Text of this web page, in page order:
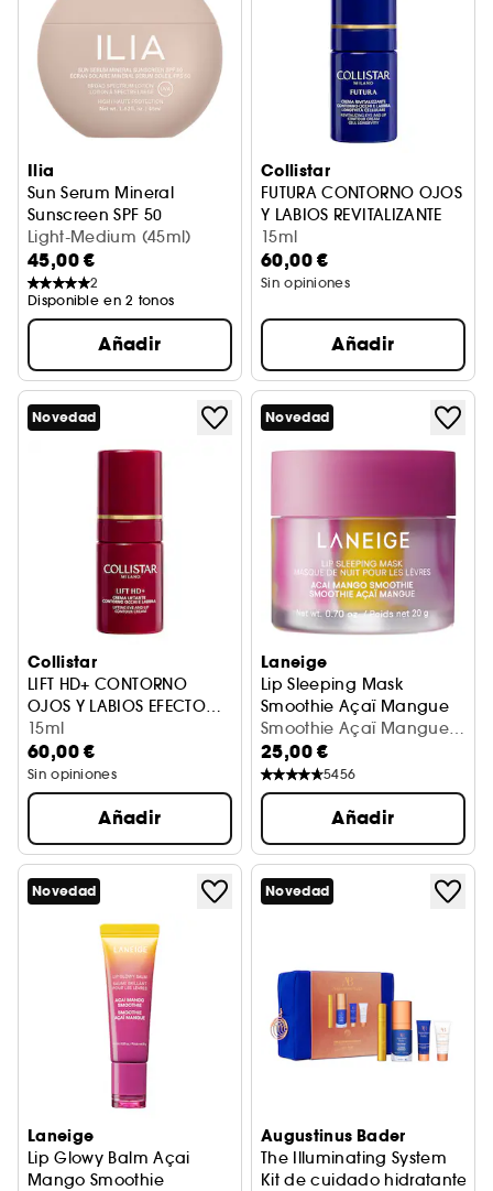
Ilia
Sun Serum Mineral
Sunscreen SPF 50
Protector solar mineral con color SPF 50
Light-Medium (45ml)
45,00 €
2
Disponible en 2 tonos
Añadir
Collistar
FUTURA CONTORNO OJOS
Y LABIOS REVITALIZANTE
CONTORNO DE OJOS
15ml
60,00 €
Sin opiniones
Añadir
Novedad
Collistar
LIFT HD+ CONTORNO
OJOS Y LABIOS EFECTO
LIFTING
CONTORNO DE OJOS ANTIEDAD
15ml
60,00 €
Sin opiniones
Añadir
Novedad
Laneige
Lip Sleeping Mask
Smoothie Açaï Mangue
Mascarilla labial noche ed.
Smoothie Açaï Mangue
(20 g)
25,00 €
5456
Añadir
Novedad
Laneige
Lip Glowy Balm Açai
Mango Smoothie
Novedad
Augustinus Bader
The Illuminating System
Kit de cuidado hidratante